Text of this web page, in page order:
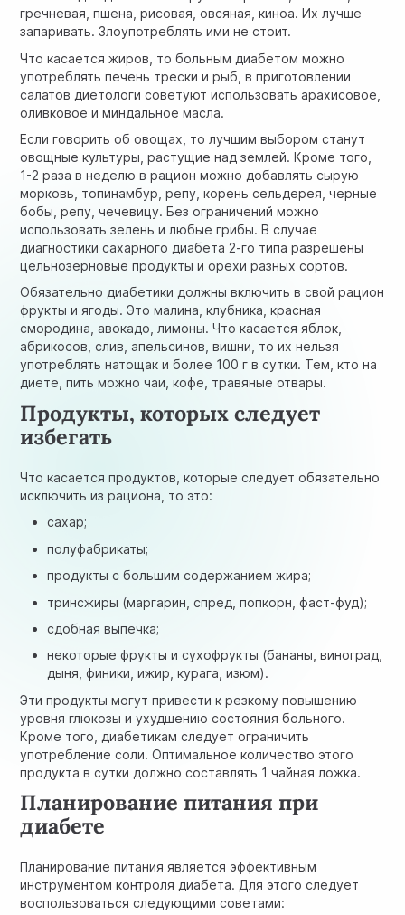
гречневая, пшена, рисовая, овсяная, киноа. Их лучше
запаривать. Злоупотреблять ими не стоит.
Что касается жиров, то больным диабетом можно
употреблять печень трески и рыб, в приготовлении
салатов диетологи советуют использовать арахисовое,
оливковое и миндальное масла.
Если говорить об овощах, то лучшим выбором станут
овощные культуры, растущие над землей. Кроме того,
1-2 раза в неделю в рацион можно добавлять сырую
морковь, топинамбур, репу, корень сельдерея, черные
бобы, репу, чечевицу. Без ограничений можно
использовать зелень и любые грибы. В случае
диагностики сахарного диабета 2-го типа разрешены
цельнозерновые продукты и орехи разных сортов.
Обязательно диабетики должны включить в свой рацион
фрукты и ягоды. Это малина, клубника, красная
смородина, авокадо, лимоны. Что касается яблок,
абрикосов, слив, апельсинов, вишни, то их нельзя
употреблять натощак и более 100 г в сутки. Тем, кто на
диете, пить можно чаи, кофе, травяные отвары.
Продукты, которых следует
избегать
Что касается продуктов, которые следует обязательно
исключить из рациона, то это:
сахар;
полуфабрикаты;
продукты с большим содержанием жира;
тринсжиры (маргарин, спред, попкорн, фаст-фуд);
сдобная выпечка;
некоторые фрукты и сухофрукты (бананы, виноград,
дыня, финики, ижир, курага, изюм).
Эти продукты могут привести к резкому повышению
уровня глюкозы и ухудшению состояния больного.
Кроме того, диабетикам следует ограничить
употребление соли. Оптимальное количество этого
продукта в сутки должно составлять 1 чайная ложка.
Планирование питания при
диабете
Планирование питания является эффективным
инструментом контроля диабета. Для этого следует
воспользоваться следующими советами: